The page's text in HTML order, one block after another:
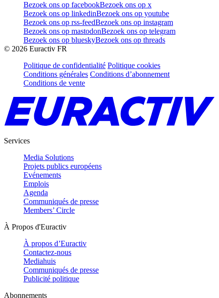
Bezoek ons op facebookBezoek ons op x
Bezoek ons op linkedinBezoek ons op youtube
Bezoek ons op rss-feedBezoek ons op instagram
Bezoek ons op mastodonBezoek ons op telegram
Bezoek ons op blueskyBezoek ons op threads
© 2026 Euractiv FR
Politique de confidentialité Politique cookies
Conditions générales Conditions d’abonnement
Conditions de vente
Services
Media Solutions
Projets publics européens
Evénements
Emplois
Agenda
Communiqués de presse
Members’ Circle
À Propos d'Euractiv
À propos d’Euractiv
Contactez-nous
Mediahuis
Communiqués de presse
Publicité politique
Abonnements